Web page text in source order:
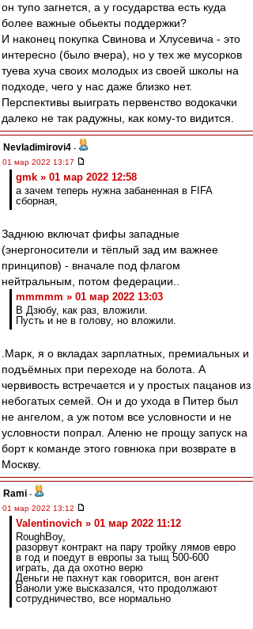
он тупо загнется, а у государства есть куда
более важные обьекты поддержки?
И наконец покупка Свинова и Хлусевича - это
интересно (было вчера), но у тех же мусорков
туева хуча своих молодых из своей школы на
подходе, чего у нас даже близко нет.
Перспективы выиграть первенство водокачки
далеко не так радужны, как кому-то видится.
Nevladimirovi4 -
01 мар 2022 13:17
gmk » 01 мар 2022 12:58
а зачем теперь нужна забаненная в FIFA
сборная,
Заднюю включат фифы западные
(энергоносители и тёплый зад им важнее
принципов) - вначале под флагом
нейтральным, потом федерации..
mmmmm » 01 мар 2022 13:03
В Дзюбу, как раз, вложили.
Пусть и не в голову, но вложили.
.Марк, я о вкладах зарплатных, премиальных и
подъёмных при переходе на болота. А
червивость встречается и у простых пацанов из
небогатых семей. Он и до ухода в Питер был
не ангелом, а уж потом все условности и не
условности попрал. Аленю не прощу запуск на
борт к команде этого говнюка при возврате в
Москву.
Rami -
01 мар 2022 13:12
Valentinovich » 01 мар 2022 11:12
RoughBoy,
разорвут контракт на пару тройку лямов евро
в год и поедут в европы за тыщ 500-600
играть, да да охотно верю
Деньги не пахнут как говорится, вон агент
Ваноли уже высказался, что продолжают
сотрудничество, все нормально